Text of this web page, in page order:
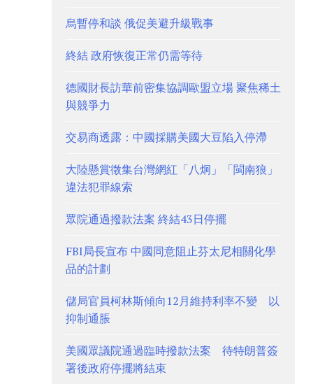
烏暫停和談 俄促美避升級戰事
終結 政府恢復正常仍需等待
德國財長訪華前密集協調歐盟立場 聚焦稀土
與競爭力
交易商透露：中國採購美國大豆陷入停滯
大陸懸賞徵集台灣網紅「八炯」「閩南狼」
違法犯罪線索
眾院通過撥款法案 終結43日停擺
FBI局長宣布 中國同意阻止芬太尼相關化學
品的計劃
儲局官員柯林斯傾向12月維持利率不變 以
抑制通脹
美國眾議院通過臨時撥款法案 待特朗普簽
署後政府停擺將結束